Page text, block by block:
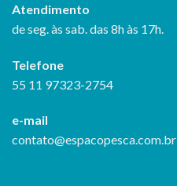
Atendimento
de seg. às sab. das 8h às 17h.
Telefone
55 11 97323-2754
e-mail
contato@espacopesca.com.br